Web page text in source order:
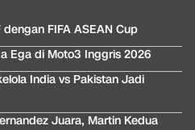
dengan FIFA ASEAN Cup
Ega di Moto3 Inggris 2026
India vs Pakistan Jadi
Juara, Martin Kedua